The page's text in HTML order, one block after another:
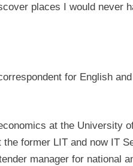
places I would never
for English
at the University
former LIT and now IT
manager for national